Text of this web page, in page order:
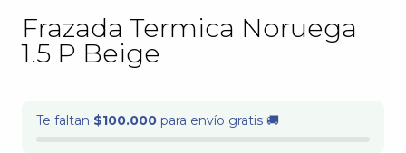
Frazada Termica Noruega
1.5 P Beige
|
Te faltan $100.000 para envío gratis 🚚